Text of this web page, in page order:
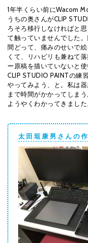
1年半くらい前にWacom
うちの奥さんがCLIP
ろそろ移行しなければと
て触っていませんでした
間どって、痛みのせいで
くて、リハビリも兼ねて
ー原稿を描いていないと
CLIP STUDIO PAINTの練
やってみよう、と。私は
まで時間がかかってしま
ようやくわかってきました
太 田 垣 康 男 さ ん の